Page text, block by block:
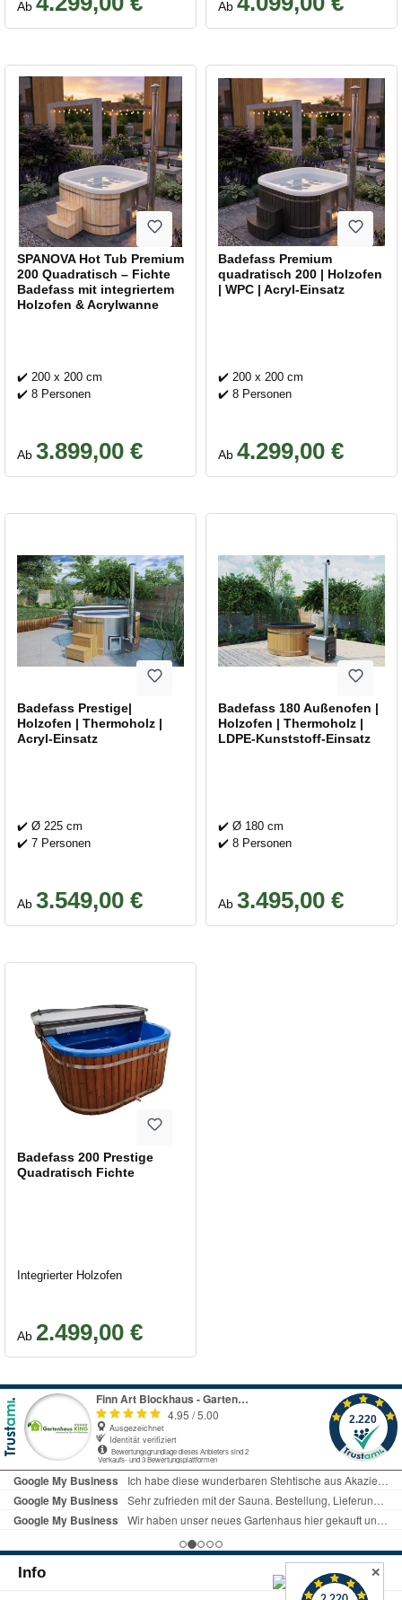
Regulärer Preis:
Ab Regulärer Preis:
Ab
SPANOVA Hot Tub Premium
200 Quadratisch – Fichte
Badefass mit integriertem
Holzofen & Acrylwanne
✔️ 200 x 200 cm
✔️ 8 Personen
Regulärer Preis:
Ab 3.899,00 €
Badefass Premium
quadratisch 200 | Holzofen
| WPC | Acryl-Einsatz
✔️ 200 x 200 cm
✔️ 8 Personen
Regulärer Preis:
Ab 4.299,00 €
Badefass Prestige|
Holzofen | Thermoholz |
Acryl-Einsatz
✔️ Ø 225 cm
✔️ 7 Personen
Regulärer Preis:
Ab 3.549,00 €
Badefass 180 Außenofen |
Holzofen | Thermoholz |
LDPE-Kunststoff-Einsatz
✔️ Ø 180 cm
✔️ 8 Personen
Regulärer Preis:
Ab 3.495,00 €
Badefass 200 Prestige
Quadratisch Fichte
Integrierter Holzofen
Regulärer Preis:
Ab 2.499,00 €
Info ✕